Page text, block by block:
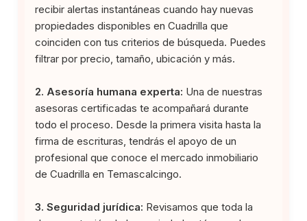
recibir alertas instantáneas cuando hay nuevas
propiedades disponibles en Cuadrilla que
coinciden con tus criterios de búsqueda. Puedes
filtrar por precio, tamaño, ubicación y más.
2. Asesoría humana experta: Una de nuestras
asesoras certificadas te acompañará durante
todo el proceso. Desde la primera visita hasta la
firma de escrituras, tendrás el apoyo de un
profesional que conoce el mercado inmobiliario
de Cuadrilla en Temascalcingo.
3. Seguridad jurídica: Revisamos que toda la